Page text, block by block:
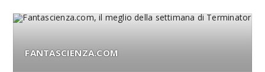
FANTASCIENZA.COM